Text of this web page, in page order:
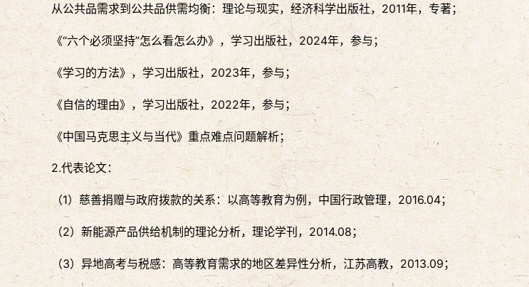
从公共品需求到公共品供需均衡：理论与现实，经济科学出版社，2011年，专著；
《“六个必须坚持”怎么看怎么办》，学习出版社，2024年，参与；
《学习的方法》，学习出版社，2023年，参与；
《自信的理由》，学习出版社，2022年，参与；
《中国马克思主义与当代》重点难点问题解析；
2.代表论文：
（1）慈善捐赠与政府拨款的关系：以高等教育为例，中国行政管理，2016.04；
（2）新能源产品供给机制的理论分析，理论学刊，2014.08；
（3）异地高考与税感：高等教育需求的地区差异性分析，江苏高教，2013.09；